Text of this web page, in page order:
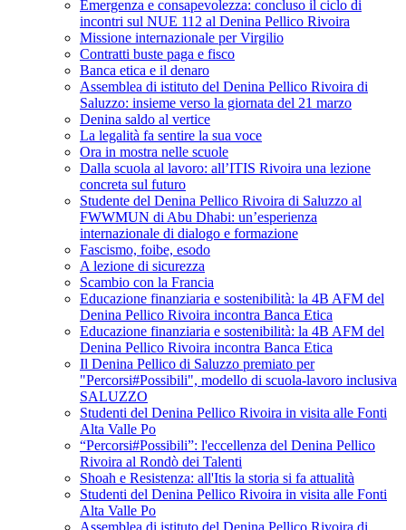
Emergenza e consapevolezza: concluso il ciclo di
incontri sul NUE 112 al Denina Pellico Rivoira
Missione internazionale per Virgilio
Contratti buste paga e fisco
Banca etica e il denaro
Assemblea di istituto del Denina Pellico Rivoira di
Saluzzo: insieme verso la giornata del 21 marzo
Denina saldo al vertice
La legalità fa sentire la sua voce
Ora in mostra nelle scuole
Dalla scuola al lavoro: all’ITIS Rivoira una lezione
concreta sul futuro
Studente del Denina Pellico Rivoira di Saluzzo al
FWWMUN di Abu Dhabi: un’esperienza
internazionale di dialogo e formazione
Fascismo, foibe, esodo
A lezione di sicurezza
Scambio con la Francia
Educazione finanziaria e sostenibilità: la 4B AFM del
Denina Pellico Rivoira incontra Banca Etica
Educazione finanziaria e sostenibilità: la 4B AFM del
Denina Pellico Rivoira incontra Banca Etica
Il Denina Pellico di Saluzzo premiato per
"Percorsi#Possibili", modello di scuola-lavoro inclusiva
SALUZZO
Studenti del Denina Pellico Rivoira in visita alle Fonti
Alta Valle Po
“Percorsi#Possibili”: l'eccellenza del Denina Pellico
Rivoira al Rondò dei Talenti
Shoah e Resistenza: all'Itis la storia si fa attualità
Studenti del Denina Pellico Rivoira in visita alle Fonti
Alta Valle Po